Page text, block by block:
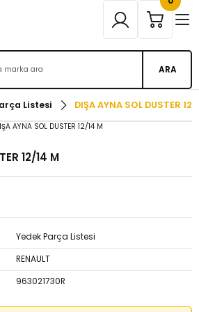
ARA
Listesi DIŞA AYNA SOL DUSTER 12/
12/14 M
Yedek Parça Listesi
RENAULT
963021730R